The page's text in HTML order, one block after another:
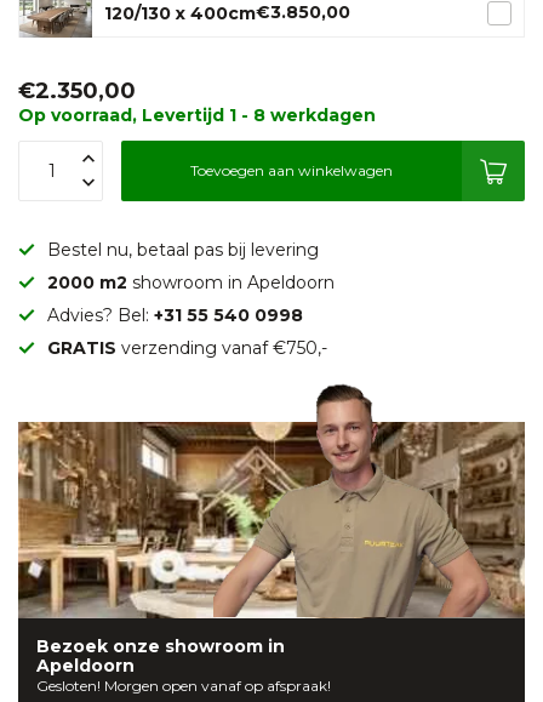
120/130 x 400cm€3.850,00
€2.350,00
Op voorraad, Levertijd 1 - 8 werkdagen
Toevoegen aan winkelwagen
Bestel nu, betaal pas bij levering
2000 m2 showroom in Apeldoorn
Advies? Bel: +31 55 540 0998
GRATIS verzending vanaf €750,-
Bezoek onze showroom in
Apeldoorn
Gesloten! Morgen open vanaf op afspraak!